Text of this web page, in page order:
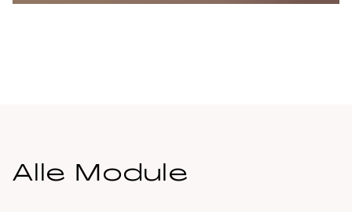
Alle Module